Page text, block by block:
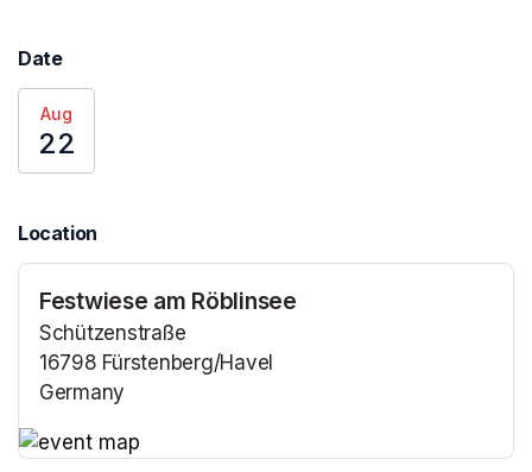
Date
Aug
22
Location
Festwiese am Röblinsee
Schützenstraße
16798 Fürstenberg/Havel
Germany